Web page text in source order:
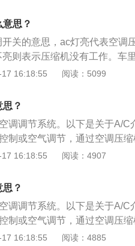
冷剂液体蒸发成气体。在蒸
剂蒸气又进入压缩机。上述
。
应该加大暖风风速；3、不要
用汽车自身的热循环产生的，
循环模式，车内气温会快速
思？
关的意思，ac灯亮代表空调
则表示压缩机没有工作。车
把ac按键按下去后空调的压
空调都是有ac键的。自动空
器和多个车内温度传感器自动
、自动打开、关闭ac开关，
，温度都需要自己调节，一
16:18:55 阅读：5099
？
调调节系统。以下是关于A/C
制或空气调节，通过空调压
和制暖的双重含义。按下A/C
窗，打开空调的外循环模式
C开关，将循环模式设置为内
定要开A/C，否则吹出来的
可以调节出风口的位置，根
应该把空调出风口对着斜上
16:18:55 阅读：4907
？
调调节系统。以下是关于A/C
制或空气调节，通过空调压
和制暖的双重含义。按下A/C
16:18:55 阅读：4885